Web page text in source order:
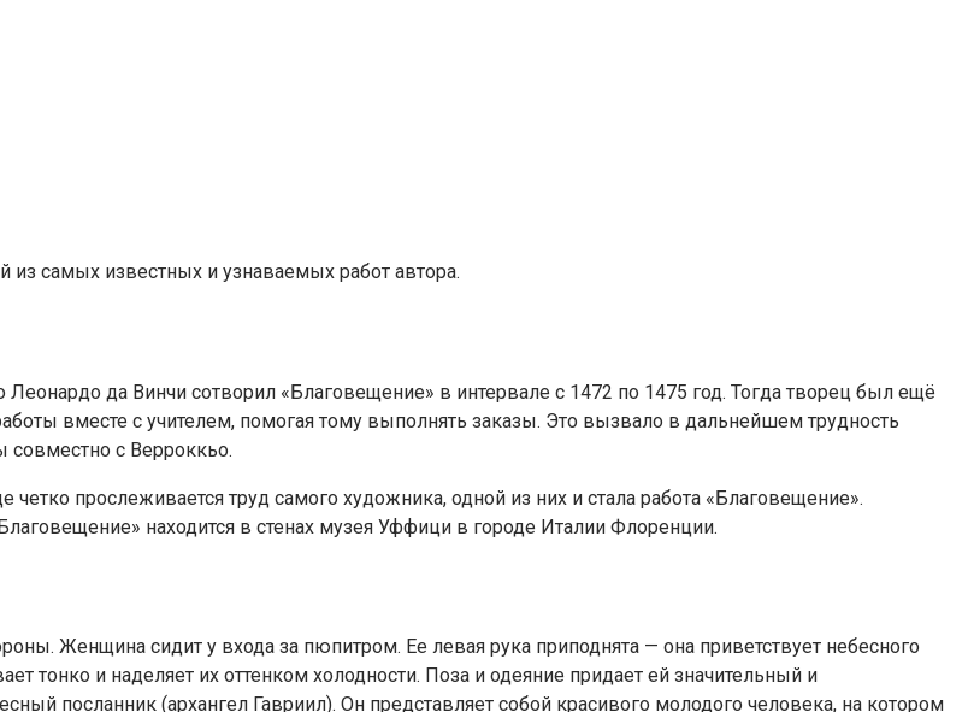
из самых известных и узнаваемых работ автора.
да Винчи сотворил «Благовещение» в интервале с 1472 по 1475 год. Тогда творец был ещё
вместе с учителем, помогая тому выполнять заказы. Это вызвало в дальнейшем трудность
совместно с Верроккьо.
прослеживается труд самого художника, одной из них и стала работа «Благовещение».
находится в стенах музея Уффици в городе Италии Флоренции.
Женщина сидит у входа за пюпитром. Ее левая рука приподнята — она приветствует небесного
тонко и наделяет их оттенком холодности. Поза и одеяние придает ей значительный и
посланник (архангел Гавриил). Он представляет собой красивого молодого человека, на котором